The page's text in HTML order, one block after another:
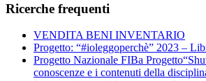
Ricerche frequenti
VENDITA BENI INVENTARIO
Progetto: “#ioleggoperchè” 2023 –
Progetto Nazionale FIBa
conoscenze e i contenuti della